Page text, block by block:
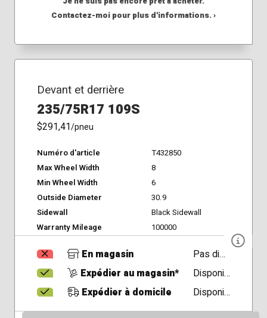
Contactez-moi pour plus d'informations. ›
Devant et derrière
235/75R17 109S
$291,41/pneu
Numéro d'article
T432850
Max Wheel Width
8
Min Wheel Width
6
Outside Diameter
30.9
Sidewall
Black Sidewall
Warranty Mileage
100000
En magasin
Pas disponible
Expédier au magasin*
Disponible
Expédier à domicile
Disponible